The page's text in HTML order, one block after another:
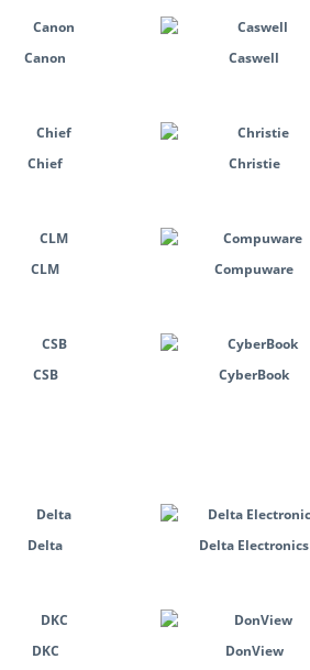
Canon Caswell
Chief Christie
CLM Compuware
CSB CyberBook
Delta Delta Electronics
DKC DonView